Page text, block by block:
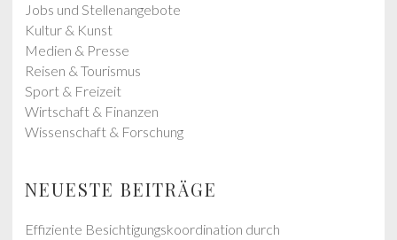
Jobs und Stellenangebote
Kultur & Kunst
Medien & Presse
Reisen & Tourismus
Sport & Freizeit
Wirtschaft & Finanzen
Wissenschaft & Forschung
NEUESTE BEITRÄGE
Effiziente Besichtigungskoordination durch